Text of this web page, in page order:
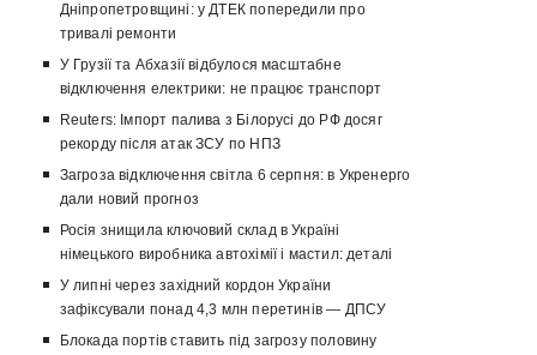
Дніпропетровщині: у ДТЕК попередили про
тривалі ремонти
У Грузії та Абхазії відбулося масштабне
відключення електрики: не працює транспорт
Reuters: Імпорт палива з Білорусі до РФ досяг
рекорду після атак ЗСУ по НПЗ
Загроза відключення світла 6 серпня: в Укренерго
дали новий прогноз
Росія знищила ключовий склад в Україні
німецького виробника автохімії і мастил: деталі
У липні через західний кордон України
зафіксували понад 4,3 млн перетинів — ДПСУ
Блокада портів ставить під загрозу половину